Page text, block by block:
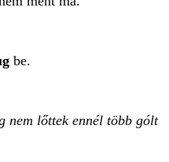
be.
nem lőttek ennél több gólt